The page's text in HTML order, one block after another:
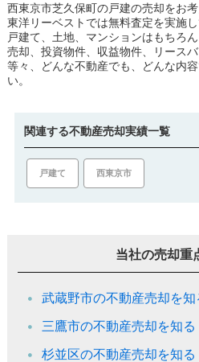
西東京市芝久保町の戸建の売却をお
東洋リーベストでは無料査定を実施し
戸建て、土地、マンションはもちろ
売却、投資物件、収益物件、リース
等々、どんな不動産でも、どんな内
い。
関連する不動産売却実績一覧
戸建て 西東京市
当社の売却重
武蔵野市の不動産売却を知
三鷹市の不動産売却を知る
杉並区の不動産売却を知る